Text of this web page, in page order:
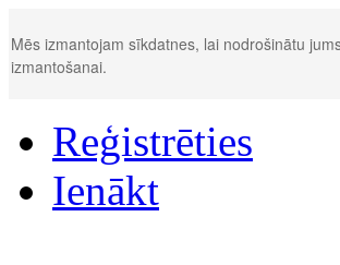
Mēs izmantojam sīkdatnes, lai nodrošinātu
izmantošanai.
Reģistrēties
Ienākt